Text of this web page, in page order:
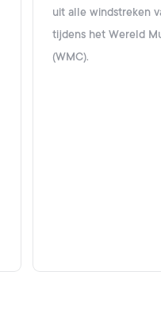
uit alle windstreken
tijdens het Wereld
(WMC).